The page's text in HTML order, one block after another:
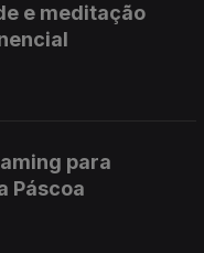
e meditação
para
Páscoa